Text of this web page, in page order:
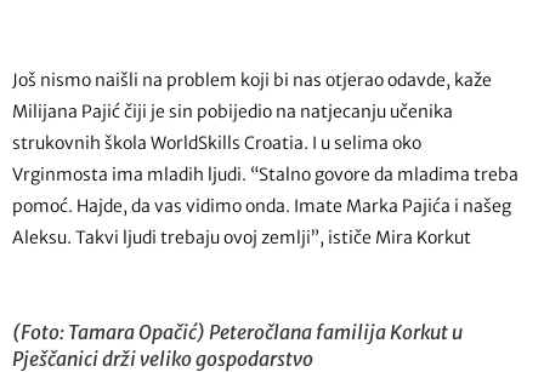
Još nismo naišli na problem koji bi nas otjerao odavde, kaže
Milijana Pajić čiji je sin pobijedio na natjecanju učenika
strukovnih škola WorldSkills Croatia. I u selima oko
Vrginmosta ima mladih ljudi. “Stalno govore da mladima treba
pomoć. Hajde, da vas vidimo onda. Imate Marka Pajića i našeg
Aleksu. Takvi ljudi trebaju ovoj zemlji”, ističe Mira Korkut
(Foto: Tamara Opačić) Peteročlana familija Korkut u
Pješčanici drži veliko gospodarstvo